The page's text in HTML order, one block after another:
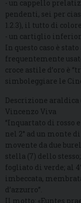
- un cappello
pendenti, sei per
1.2.3), il tutto di
- un cartiglio
In questo caso è
frequentemente
croce astile d’oro è
simboleggiare le
Descrizione araldica
Vincenzo Viva
“Inquartato di rosso
nel 2° ad un monte
movente da due
stella (7) dello
fogliato di verde; al
imbeccata,
d’azzurro”.
Il motto: «Euntes